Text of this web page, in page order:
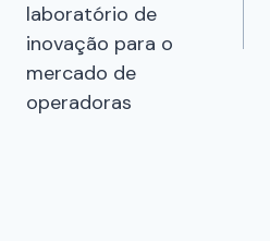
laboratório de
inovação para o
mercado de
operadoras